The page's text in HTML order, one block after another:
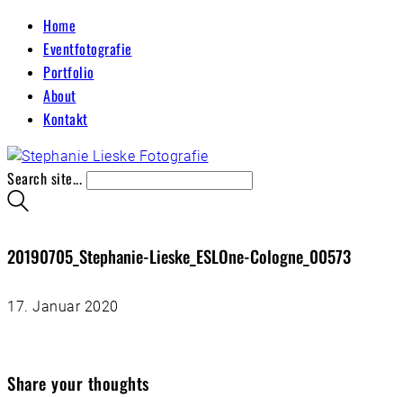
Home
Eventfotografie
Portfolio
About
Kontakt
Search site...
20190705_Stephanie-Lieske_ESLOne-Cologne_00573
17. Januar 2020
Share your thoughts